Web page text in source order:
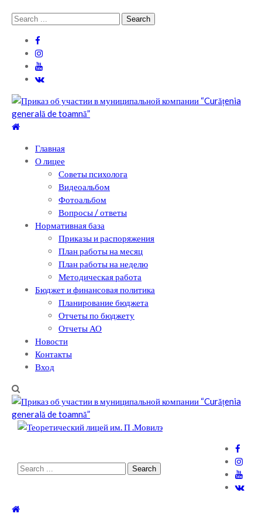
Skip
navigation
Skip
content
Search
Главная
О лицее
Советы психолога
Видеоальбом
Фотоальбом
Вопросы / ответы
Нормативная база
Приказы и распоряжения
План работы на месяц
План работы на неделю
Методическая работа
Бюджет и финансовая политика
Планирование бюджета
Отчеты по бюджету
Отчеты АО
Новости
Контакты
Вход
Search